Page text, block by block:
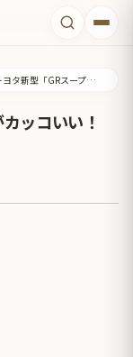
日本のトヨタ新型「GRスープラ」がカッコいい！【タイ人の反応】
ッコいい！